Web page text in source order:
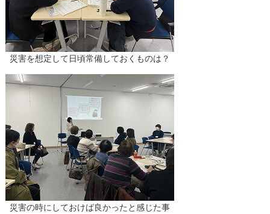
災害を想定して日頃常備しておくものは？
災害の時にしておけば良かったと感じた事